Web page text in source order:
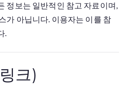
정보는 일반적인 참고 자료이며,
가 아닙니다. 이용자는 이를 참
.
크)